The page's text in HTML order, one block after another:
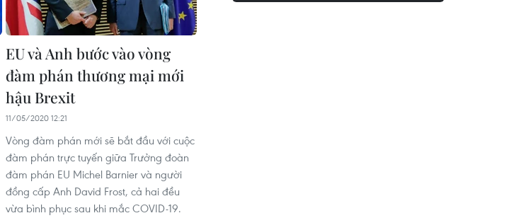
EU và Anh bước vào vòng
đàm phán thương mại mới
hậu Brexit
11/05/2020 12:21
Vòng đàm phán mới sẽ bắt đầu với cuộc
đàm phán trực tuyến giữa Trưởng đoàn
đàm phán EU Michel Barnier và người
đồng cấp Anh David Frost, cả hai đều
vừa bình phục sau khi mắc COVID-19.